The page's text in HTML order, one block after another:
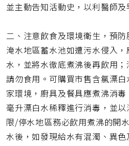
並主動告知活動史，以利醫師及
二、注意飲食及環境衛生，預
淹水地區蓄水池如遭污水侵入
水，並將水徹底煮沸後再飲用
請勿食用。可購買市售含氯漂
家環境，廚具及餐具應煮沸消
毫升漂白水稀釋進行消毒，並
限/停水地區務必飲用煮沸的開
水後，如發現給水有混濁、異